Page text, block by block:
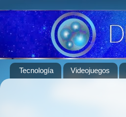
Tecnología Videojuegos